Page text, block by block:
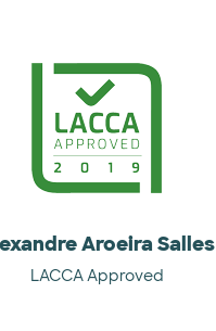
Aroeira Salles
LACCA Approved